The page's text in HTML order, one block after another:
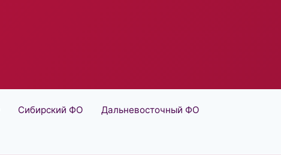
Сибирский ФО Дальневосточный ФО